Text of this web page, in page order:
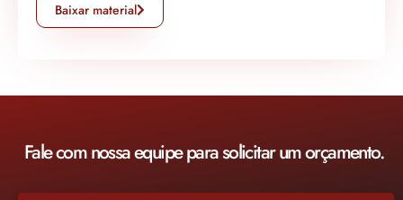
Baixar material
Fale com nossa equipe para solicitar um orçamento.